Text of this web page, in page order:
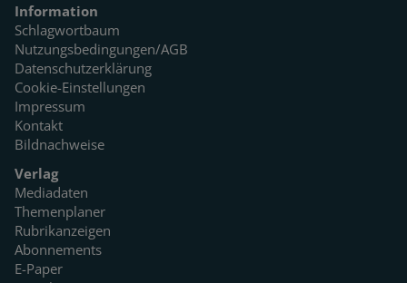
Information
Schlagwortbaum
Nutzungsbedingungen/AGB
Datenschutzerklärung
Cookie-Einstellungen
Impressum
Kontakt
Bildnachweise
Verlag
Mediadaten
Themenplaner
Rubrikanzeigen
Abonnements
E-Paper